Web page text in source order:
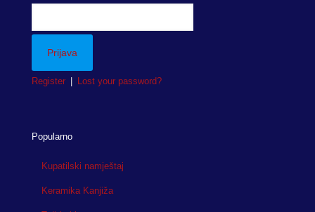
Register Lost your password?
Popularno
Kupatilski namještaj
Keramika Kanjiža